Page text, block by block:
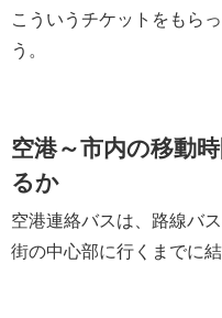
こういうチケットをもら
う。
空港～市内の移動
るか
空港連絡バスは、路線バ
街の中心部に行くまでに